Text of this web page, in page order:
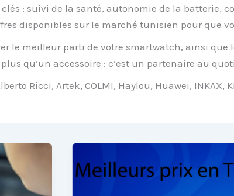
: suivi de la santé, autonomie de la batterie,
disponibles sur le marché tunisien pour que
le meilleur parti de votre smartwatch, ainsi que
qu’un accessoire : c’est un partenaire au
Ricci, Artek, COLMI, Haylou, Huawei,